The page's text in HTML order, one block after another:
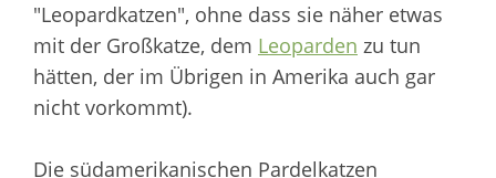
"Leopardkatzen", ohne dass sie näher etwas
mit der Großkatze, dem Leoparden zu tun
hätten, der im Übrigen in Amerika auch gar
nicht vorkommt).
Die südamerikanischen Pardelkatzen